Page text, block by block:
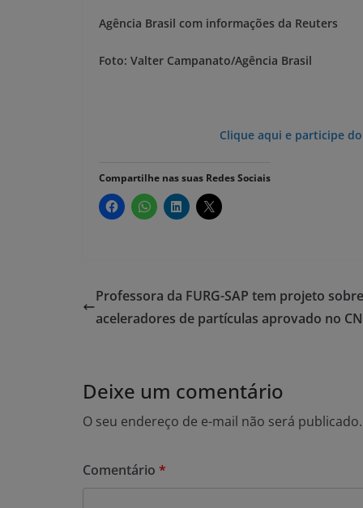
Agência Brasil com informações da Reuters
Foto: Valter Campanato/Agência Brasil
Clique aqui e participe
Compartilhe nas suas Redes Sociais
Professora da FURG-SAP tem projeto sobre
aceleradores de partículas aprovado no
Deixe um comentário
O seu endereço de e-mail não será publicado.
Comentário *